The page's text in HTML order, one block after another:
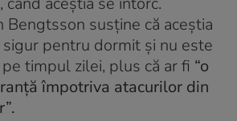
Bengtsson susţine că aceştia
sigur pentru dormit şi nu este
timpul zilei, plus că ar fi “o
împotriva atacurilor din